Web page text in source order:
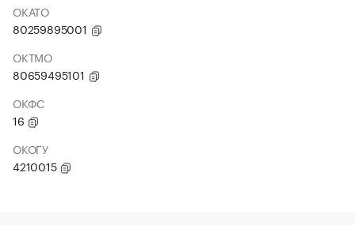
ОКАТО
80259895001
ОКТМО
80659495101
ОКФС
16
ОКОГУ
4210015